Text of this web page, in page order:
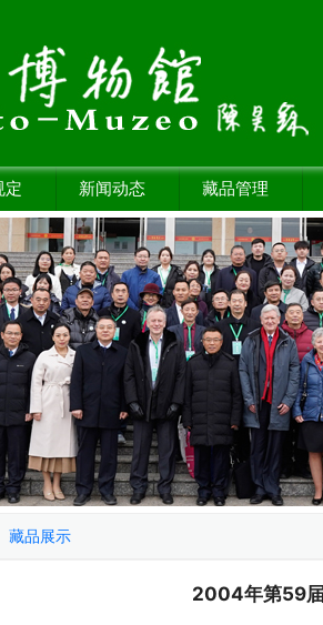
定 新闻动态 藏品管理
藏品展示
2004年第59